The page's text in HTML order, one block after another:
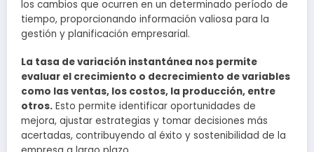
los cambios que ocurren en un determinado período de
tiempo, proporcionando información valiosa para la
gestión y planificación empresarial.
La tasa de variación instantánea nos permite
evaluar el crecimiento o decrecimiento de variables
como las ventas, los costos, la producción, entre
otros. Esto permite identificar oportunidades de
mejora, ajustar estrategias y tomar decisiones más
acertadas, contribuyendo al éxito y sostenibilidad de la